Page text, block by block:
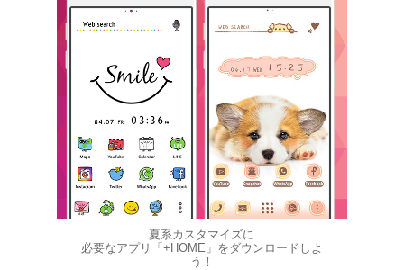
夏系カスタマイズに
必要なアプリ「+HOME」をダウンロードしよ
う！